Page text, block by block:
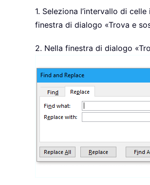
1. Seleziona l’intervallo di
finestra di dialogo «Trova e
2. Nella finestra di dialogo